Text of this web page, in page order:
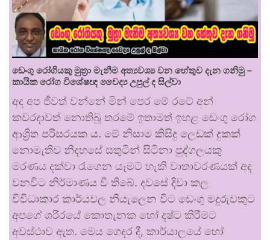
ඩෙංගු රෝගියකු ⁣මුත්‍රා මැනීම අත්‍යවශ්‍ය වන හේතුව දැන ගනිමු –
කායික රෝග විශේෂඥ වෛද්‍ය උපුල් ද සිල්වා
අද අප ජීවත් වන්නේ මින් පෙර මේ රටේ අන්
කවරදාවත් නොතිබූ තරමේ ඉතාමත් ඉහළ ඩෙංගු රෝග
ආශ්‍රිත පරිසරයක ය. මේ නිසාම කිසිදු ලෙඩක් දුකක්
නොමැතිව නිදහසේ සතුටින් සිටිනා පුද්ගලයකු
මරණය දක්වා රැගෙන යෑමට හැකි වාතාවරණයක් අද
වනවිට නිර්මාණය වී තිබේ. දවසේ දිවා කල
විවිධාකාර කාර්යවල නියැලෙන විට ඩෙංගු මදුරුවකුට
අපගේ ශරීරයේ කොතැනක හෝ දෂ්ට කිරීමට
අවස්ථාව ඇත. මෙය ගෙදර දී, කාර්යාලයේ හෝ